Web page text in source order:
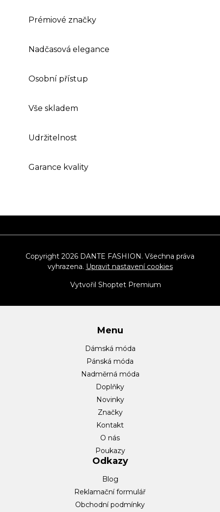
Prémiové značky
Nadčasová elegance
Osobní přístup
Vše skladem
Udržitelnost
Garance kvality
á
í
Vytvořil Shoptet Premium
Copyright 2026 DANTE FASHION. Všechna práva
vyhrazena. Upravit nastavení cookies
Menu
Dámská móda
Pánská móda
Nadměrná móda
Doplňky
Novinky
Značky
Kontakt
O nás
Poukazy
Odkazy
Blog
Reklamační formulář
Obchodní podmínky